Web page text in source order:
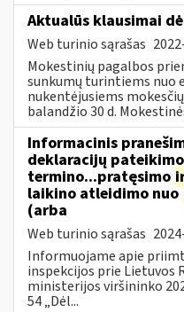
Aktualūs klausimai
Web turinio sąrašas
Mokestinių pagalbos
sunkumų turintiems nuo
nukentėjusiems
balandžio 30 d.
Informacinis
deklaracijų
termino...pratęsimo
laikino atleidimo nuo
(arba
Web turinio sąrašas
Informuojame apie
inspekcijos prie Lietuvos
ministerijos viršininko
54 „Dėl...